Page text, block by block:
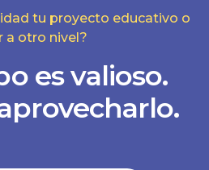
tu proyecto educativo o
a otro nivel?
es valioso.